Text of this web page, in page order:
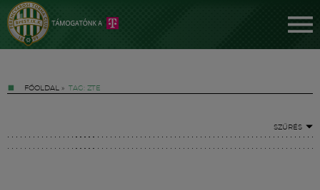
FŐOLDAL » TAG: ZTE
SZŰRÉS